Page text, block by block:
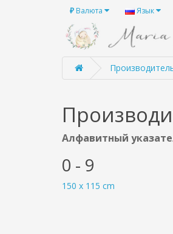
₽ Валюта Язык
Алфавитный
0 - 9
150 x 115 cm